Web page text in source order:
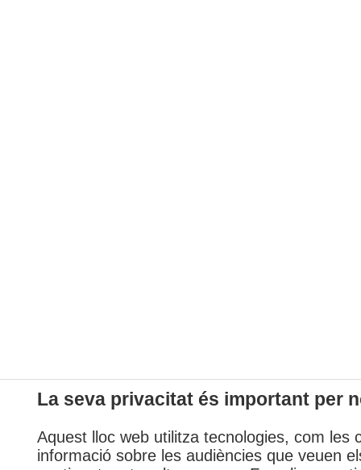
La seva privacitat és important per
Aquest lloc web utilitza tecnologies, com les
informació sobre les audiències que veuen